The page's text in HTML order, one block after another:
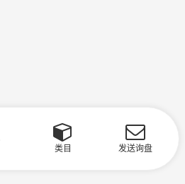
类目 发送询盘